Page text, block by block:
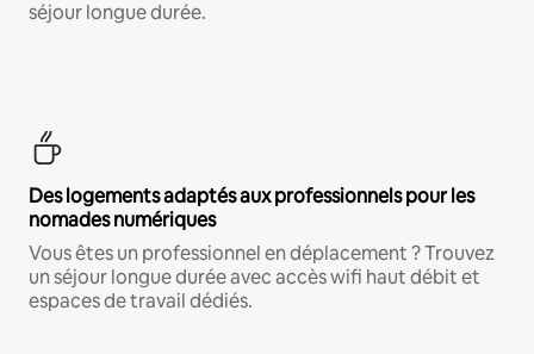
séjour longue durée.
Des logements adaptés aux professionnels pour les
nomades numériques
Vous êtes un professionnel en déplacement ? Trouvez
un séjour longue durée avec accès wifi haut débit et
espaces de travail dédiés.